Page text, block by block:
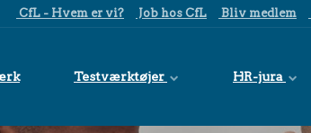
CfL - Hvem er vi? Job hos CfL Bliv medlem
Testværktøjer HR-jura